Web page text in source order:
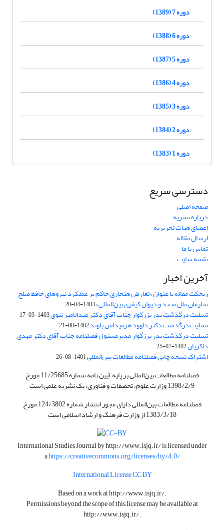
دوره 7 (1389)
دوره 6 (1388)
دوره 5 (1387)
دوره 4 (1386)
دوره 3 (1385)
دوره 2 (1384)
دوره 1 (1383)
دسترسی سریع
صفحه اصلی
درباره نشریه
اعضای هیات تحریریه
ارسال مقاله
تماس با ما
نقشه سایت
آخرین اخبار
ریجکت مقاله با عنوان «تعارض هنجاری حاکم بر عملکرد نیروهای حافظ صلح
سازمان ملل متحد و دیوان کیفری بین‌المللی»1403-04-20
تسلیت درگذشت پدر بزرگوار جناب آقای دکتر عبدالامیر نبوی1403-03-17
تسلیت درگذشت دکتر داوود هرمیداس باوند1402-08-21
تسلیت درگذشت پدر برزگوار مدیرمسئول فصلنامه جناب آقای دکتر مهدی
ذاکریان1402-07-25
اشتراک نسخه چاپی فصلنامه مطالعات بین‌المللی1401-08-26
فصلنامه مطالعات بین‌المللی بر پایه آیین نامه شماره 11/25685 مورخ
1398/2/9 وزارت علوم، تحقیقات و فناوری، یک نشریه علمی است
فصلنامه مطالعات بین‌المللی دارای مجوز انتشار شماره 124/3802 مورخ
1383/3/18 از وزارت فرهنگ و ارشاد اسلامی است
International Studies Journal byhttp://www.isjq.ir/is licensed under
ahttps://creativecommons.org/licenses/by/4.0/
International License CC BY
Based on a work athttp://www.isjq.ir/.
Permissions beyond the scope of this license may be available at
http://www.isjq.ir/.